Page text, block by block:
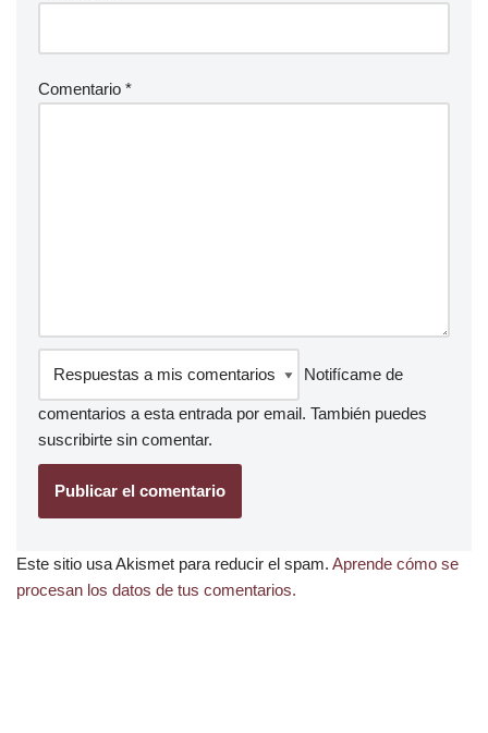
Comentario *
Notifícame de
comentarios a esta entrada por email. También puedes
suscribirte sin comentar.
Este sitio usa Akismet para reducir el spam. Aprende cómo se
procesan los datos de tus comentarios.